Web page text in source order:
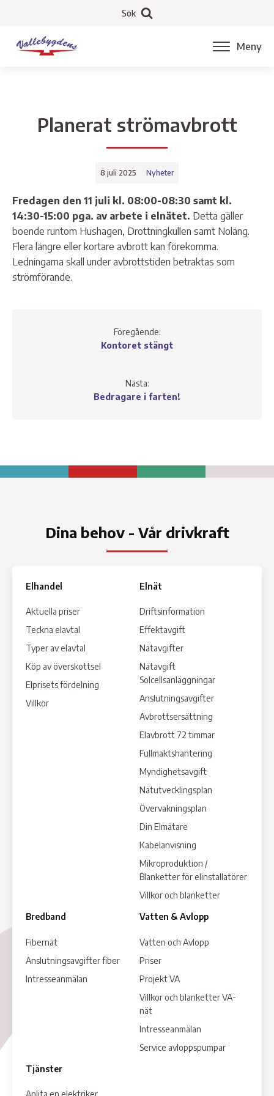
Sök
Meny
Planerat strömavbrott
8 juli 2025 Nyheter
Fredagen den 11 juli kl. 08:00-08:30 samt kl.
14:30-15:00 pga. av arbete i elnätet. Detta gäller
boende runtom Hushagen, Drottningkullen samt Noläng.
Flera längre eller kortare avbrott kan förekomma.
Ledningarna skall under avbrottstiden betraktas som
strömförande.
Föregående:
Kontoret stängt
Nästa:
Bedragare i farten!
Dina behov - Vår drivkraft
Elhandel
Aktuella priser
Teckna elavtal
Typer av elavtal
Köp av överskottsel
Elprisets fördelning
Villkor
Elnät
Driftsinformation
Effektavgift
Nätavgifter
Nätavgift
Solcellsanläggningar
Anslutningsavgifter
Avbrottsersättning
Elavbrott 72 timmar
Fullmaktshantering
Myndighetsavgift
Nätutvecklingsplan
Övervakningsplan
Din Elmätare
Kabelanvisning
Mikroproduktion /
Blanketter för elinstallatörer
Villkor och blanketter
Bredband
Fibernät
Anslutningsavgifter fiber
Intresseanmälan
Vatten & Avlopp
Vatten och Avlopp
Priser
Projekt VA
Villkor och blanketter VA-
nät
Intresseanmälan
Service avloppspumpar
Tjänster